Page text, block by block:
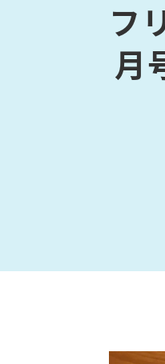
フ
月